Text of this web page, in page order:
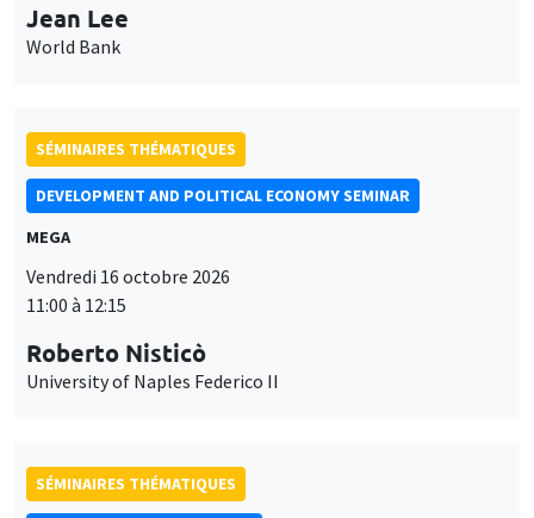
Jean Lee
World Bank
SÉMINAIRES THÉMATIQUES
DEVELOPMENT AND POLITICAL ECONOMY SEMINAR
MEGA
Vendredi 16 octobre 2026
11:00 à 12:15
Roberto Nisticò
University of Naples Federico II
SÉMINAIRES THÉMATIQUES